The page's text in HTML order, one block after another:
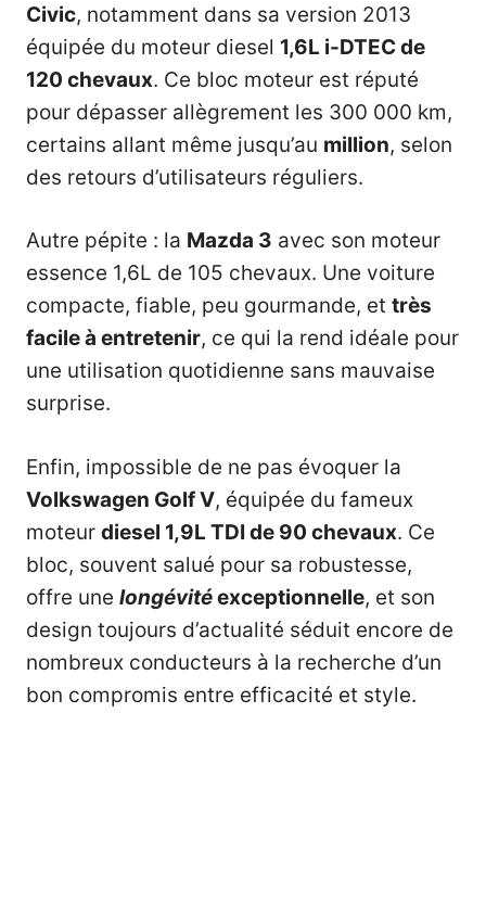
Civic, notamment dans sa version 2013
équipée du moteur diesel 1,6L i-DTEC de
120 chevaux. Ce bloc moteur est réputé
pour dépasser allègrement les 300 000 km,
certains allant même jusqu’au million, selon
des retours d’utilisateurs réguliers.
Autre pépite : la Mazda 3 avec son moteur
essence 1,6L de 105 chevaux. Une voiture
compacte, fiable, peu gourmande, et très
facile à entretenir, ce qui la rend idéale pour
une utilisation quotidienne sans mauvaise
surprise.
Enfin, impossible de ne pas évoquer la
Volkswagen Golf V, équipée du fameux
moteur diesel 1,9L TDI de 90 chevaux. Ce
bloc, souvent salué pour sa robustesse,
offre une longévitéexceptionnelle, et son
design toujours d’actualité séduit encore de
nombreux conducteurs à la recherche d’un
bon compromis entre efficacité et style.